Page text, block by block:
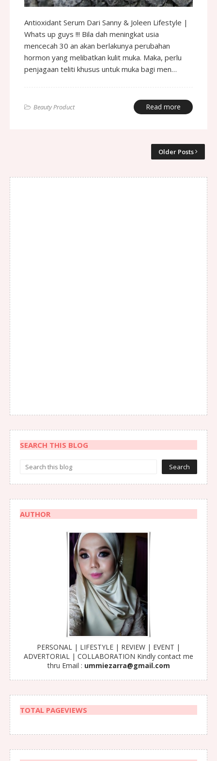
Antioxidant Serum Dari Sanny & Joleen Lifestyle |
Whats up guys !!! Bila dah meningkat usia
mencecah 30 an akan berlakunya perubahan
hormon yang melibatkan kulit muka. Maka, perlu
penjagaan teliti khusus untuk muka bagi men…
Beauty Product Read more
Older Posts
SEARCH THIS BLOG
AUTHOR
PERSONAL | LIFESTYLE | REVIEW | EVENT |
ADVERTORIAL | COLLABORATION Kindly contact me
thru Email : ummiezarra@gmail.com
TOTAL PAGEVIEWS